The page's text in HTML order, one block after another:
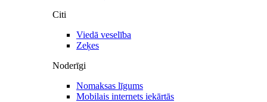
Citi
Viedā veselība
Zeķes
Noderīgi
Nomaksas līgums
Mobilais internets iekārtās